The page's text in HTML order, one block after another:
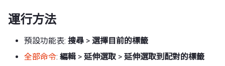
運行方法
預設功能表: 搜尋 > 選擇目前的標籤
全部命令: 編輯 > 延伸選取 > 延伸選取到配對的標籤